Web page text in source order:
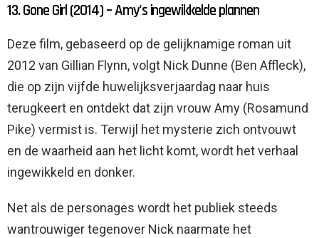
13. Gone Girl (2014) – Amy's ingewikkelde plannen
Deze film, gebaseerd op de gelijknamige roman uit
2012 van Gillian Flynn, volgt Nick Dunne (Ben Affleck),
die op zijn vijfde huwelijksverjaardag naar huis
terugkeert en ontdekt dat zijn vrouw Amy (Rosamund
Pike) vermist is. Terwijl het mysterie zich ontvouwt
en de waarheid aan het licht komt, wordt het verhaal
ingewikkeld en donker.
Net als de personages wordt het publiek steeds
wantrouwiger tegenover Nick naarmate het